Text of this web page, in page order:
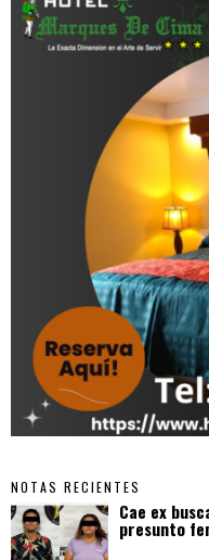
NOTAS RECIENTES
Cae ex
presunto